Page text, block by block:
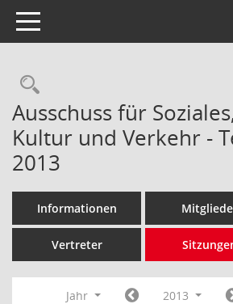
Toggle navigation
Rechercheauswahl
Ausschuss für
Kultur und Verkehr -
2013
Informationen
Vertreter
Jahr
2013